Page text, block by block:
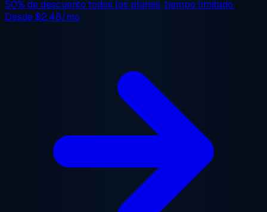
50% de descuento todos los planes, tiempo limitado.
Desde$2.48/mo